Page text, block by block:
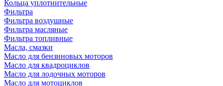
Кольца уплотнительные
Фильтра
Фильтра воздушные
Фильтра масляные
Фильтра топливные
Масла, смазки
Масло для бензиновых моторов
Масло для квадроциклов
Масло для лодочных моторов
Масло для мотоциклов